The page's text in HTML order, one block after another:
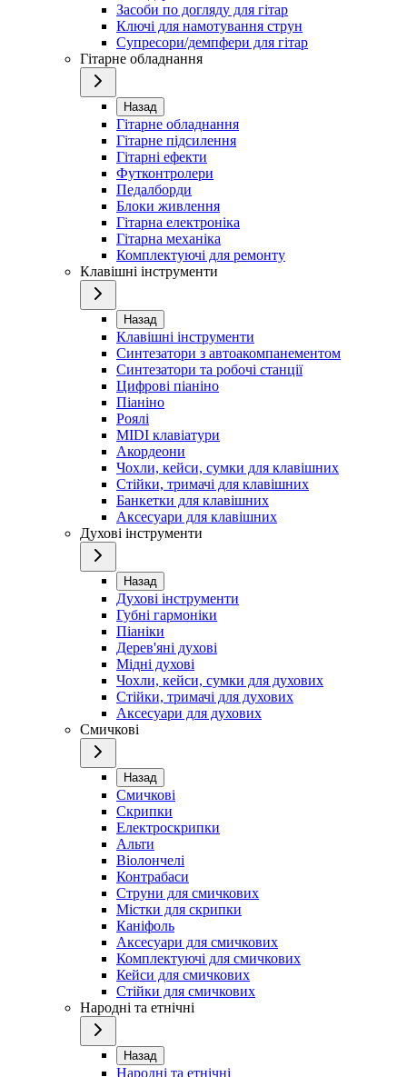
Засоби по догляду для гітар
Ключі для намотування струн
Супресори/демпфери для гітар
Гітарне обладнання
Назад
Гітарне обладнання
Гітарне підсилення
Гітарні ефекти
Футконтролери
Педалборди
Блоки живлення
Гітарна електроніка
Гітарна механіка
Комплектуючі для ремонту
Клавішні інструменти
Назад
Клавішні інструменти
Синтезатори з автоакомпанементом
Синтезатори та робочі станції
Цифрові піаніно
Піаніно
Роялі
MIDI клавіатури
Акордеони
Чохли, кейси, сумки для клавішних
Стійки, тримачі для клавішних
Банкетки для клавішних
Аксесуари для клавішних
Духові інструменти
Назад
Духові інструменти
Губні гармоніки
Піаніки
Дерев'яні духові
Мідні духові
Чохли, кейси, сумки для духових
Стійки, тримачі для духових
Аксесуари для духових
Смичкові
Назад
Смичкові
Скрипки
Електроскрипки
Альти
Віолончелі
Контрабаси
Струни для смичкових
Містки для скрипки
Каніфоль
Аксесуари для смичкових
Комплектуючі для смичкових
Кейси для смичкових
Стійки для смичкових
Народні та етнічні
Назад
Народні та етнічні